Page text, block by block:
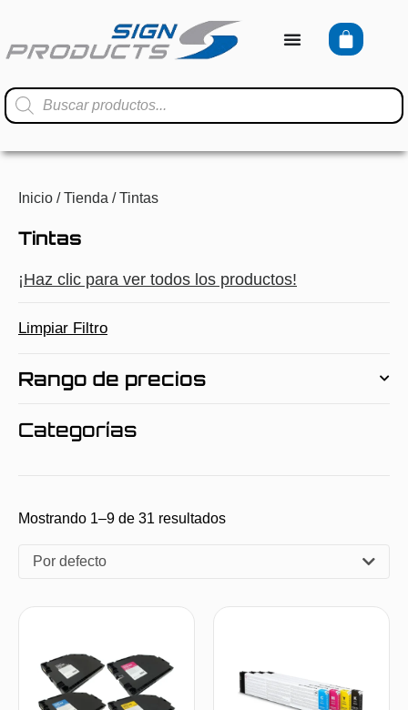
Inicio /Tienda / Tintas
Tintas
¡Haz clic para ver todos los productos!
Limpiar Filtro
Rango de precios
Categorías
Mostrando 1–9 de 31 resultados
Por defecto